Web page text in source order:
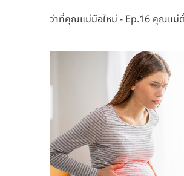
ว่าที่คุณแม่มือใหม่ - Ep.16 คุณแม่